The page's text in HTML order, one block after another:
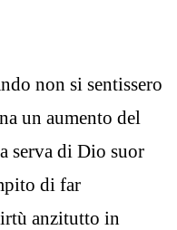
non si sentissero
un aumento del
serva di Dio suor
di far
anzitutto in